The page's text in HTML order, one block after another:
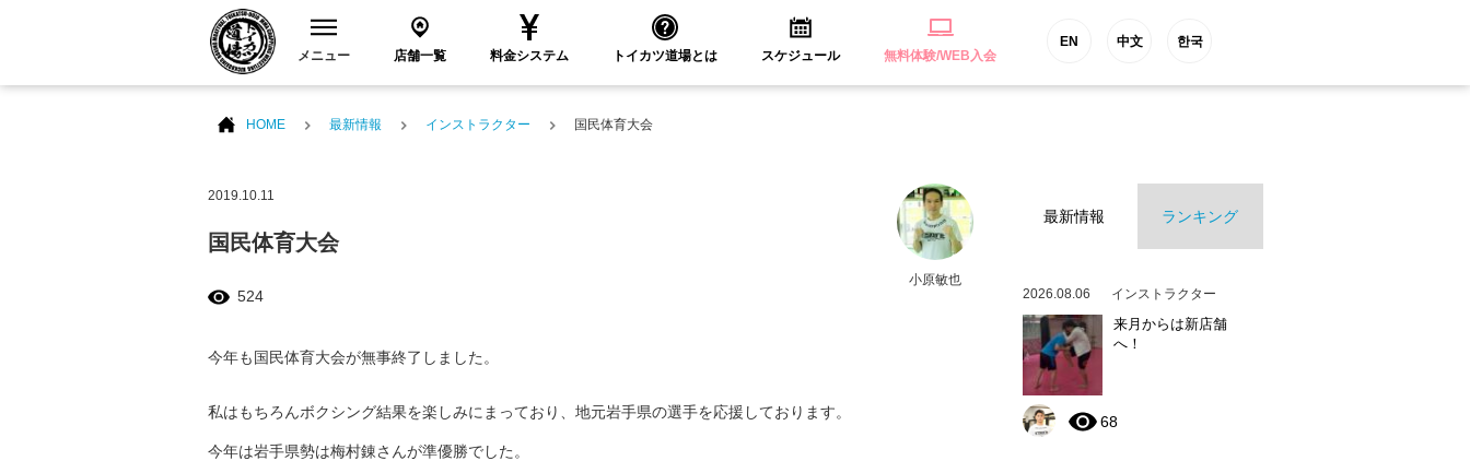
メニュー 店舗一覧 料金システム トイカツ道場とは スケジュール 無料体験/WEB入会
EN 中文 한국
HOME 最新情報 インストラクター 国民体育大会
小原敏也
2019.10.11
国民体育大会
524
今年も国民体育大会が無事終了しました。
私はもちろんボクシング結果を楽しみにまっており、地元岩手県の選手を応援しております。
今年は岩手県勢は梅村錬さんが準優勝でした。
最新情報 ランキング
2026.08.06 インストラクター
来月からは新店舗
へ！
68